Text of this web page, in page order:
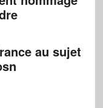
au sujet